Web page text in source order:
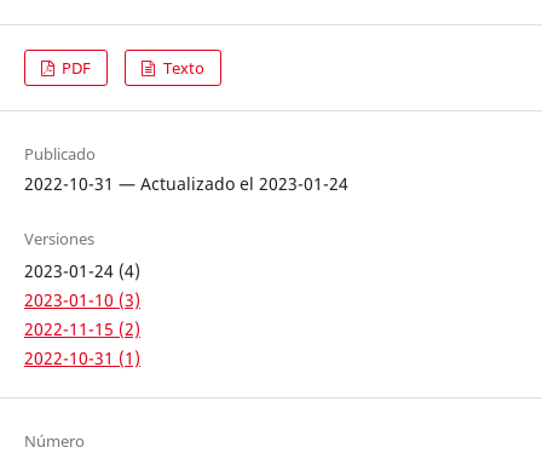
PDF Texto
Publicado
2022-10-31 — Actualizado el 2023-01-24
Versiones
2023-01-24 (4)
2023-01-10 (3)
2022-11-15 (2)
2022-10-31 (1)
Número